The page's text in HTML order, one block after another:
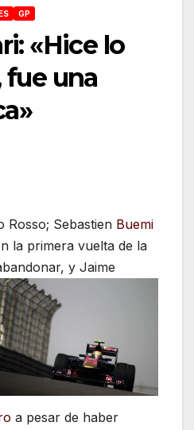
GP
«Hice lo
fue una
Rosso; Sebastien Buemi
la primera vuelta de la
y Jaime
a pesar de haber